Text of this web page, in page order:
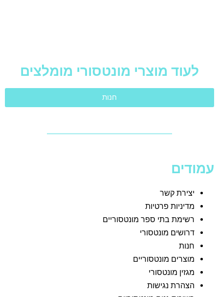
לעוד מוצרי מונטסורי מומלצים
חנות
עמודים
יצירת קשר
מדיניות פרטיות
רשימת בתי ספר מונטסוריים
דרושים מונטסורי
חנות
מוצרים מונטסוריים
מגזין מונטסורי
הצהרת נגישות